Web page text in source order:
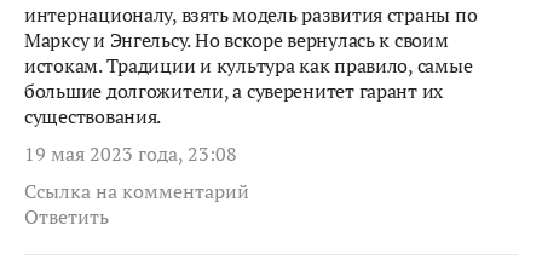
интернационалу, взять модель развития страны по
Марксу и Энгельсу. Но вскоре вернулась к своим
истокам. Традиции и культура как правило, самые
большие долгожители, а суверенитет гарант их
существования.
19 мая 2023 года, 23:08
Ссылка на комментарий
Ответить